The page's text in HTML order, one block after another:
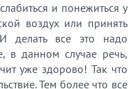
и понежиться у
воздух или принять
делать все это надо
в данном случае речь,
уже здорово! Так что
Тем более что все